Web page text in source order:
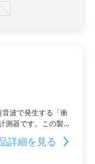
波で発生する「衝
測器です。この製品
用できます。
詳細を見る